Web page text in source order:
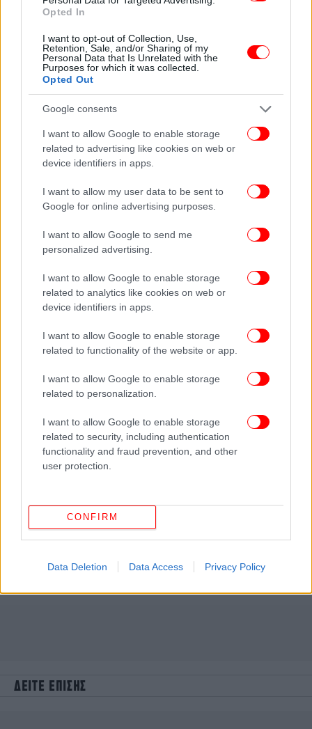
Opted In
I want to opt-out of Collection, Use,
Retention, Sale, and/or Sharing of my
Personal Data that Is Unrelated with the
Purposes for which it was collected.
Opted Out
Google consents
I want to allow Google to enable storage
related to advertising like cookies on web or
device identifiers in apps.
I want to allow my user data to be sent to
Google for online advertising purposes.
I want to allow Google to send me
personalized advertising.
I want to allow Google to enable storage
related to analytics like cookies on web or
device identifiers in apps.
I want to allow Google to enable storage
related to functionality of the website or app.
I want to allow Google to enable storage
related to personalization.
I want to allow Google to enable storage
related to security, including authentication
functionality and fraud prevention, and other
user protection.
CONFIRM
Data Deletion Data Access Privacy Policy
ΠΕΡΙΣΣΟΤΕΡΑ ΒΙΝΤΕΟ
Ακολουθήστε το στο Google Newsκαι μάθετε
πρώτοι όλες τις ειδήσεις
Δείτε όλες τις τελευταίεςΕιδήσειςαπό την Ελλάδα και τον Κόσμο,
ΔΙΑΒΑΣΤΕ ΠΕΡΙΣΣΟΤΕΡΑ ΚΥΡΙΑΚΉ ΤΟΥ ΠΆΣΧΑ ΠΆΣΧΑ
ΔΕΙΤΕ ΕΠΙΣΗΣ